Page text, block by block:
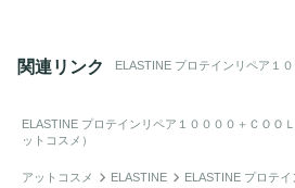
関連リンク ELASTINE プロテインリペア１０
ELASTINE プロテインリペア１００００＋ＣＯＯＬ
ットコスメ）
アットコスメ ELASTINE ELASTINE プロテ